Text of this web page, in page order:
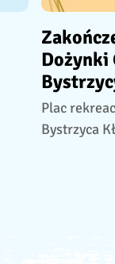
Dożynki
Plac
Bystrzyca